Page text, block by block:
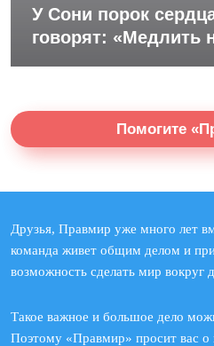
У Сони порок
говорят: «Медлить
Помогите
Друзья, Правмир уже много лет
команда живет общим делом и
возможность сделать мир вокруг
Такое важное и большое дело
Поэтому «Правмир» просит вас